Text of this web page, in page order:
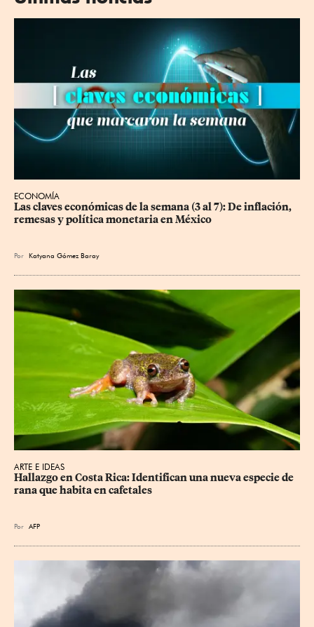
ECONOMÍA
Las claves económicas de la semana (3 al 7): De inflación,
remesas y política monetaria en México
Por Katyana Gómez Baray
ARTE E IDEAS
Hallazgo en Costa Rica: Identifican una nueva especie de
rana que habita en cafetales
Por AFP